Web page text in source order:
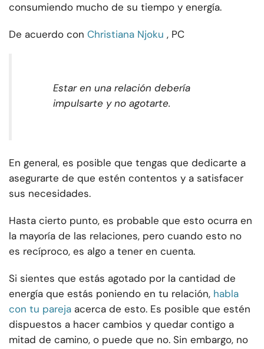
consumiendo mucho de su tiempo y energía.
De acuerdo con Christiana Njoku , PC
Estar en una relación debería
impulsarte y no agotarte.
En general, es posible que tengas que dedicarte a
asegurarte de que estén contentos y a satisfacer
sus necesidades.
Hasta cierto punto, es probable que esto ocurra en
la mayoría de las relaciones, pero cuando esto no
es recíproco, es algo a tener en cuenta.
Si sientes que estás agotado por la cantidad de
energía que estás poniendo en tu relación, habla
con tu pareja acerca de esto. Es posible que estén
dispuestos a hacer cambios y quedar contigo a
mitad de camino, o puede que no. Sin embargo, no